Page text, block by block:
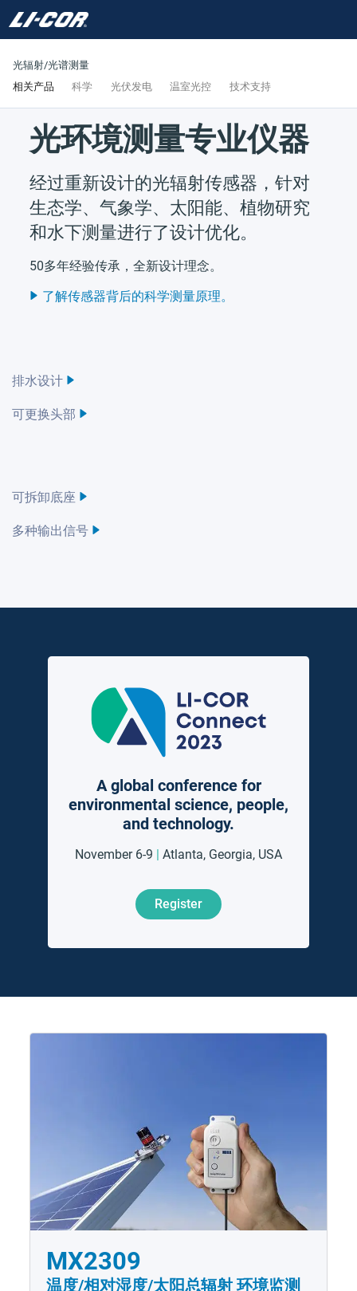
光辐射/光谱测量
相关产品
科学 光伏发电 温室光控 技术支持
光环境测量专业仪器
经过重新设计的光辐射传感器，针对
生态学、气象学、太阳能、植物研究
和水下测量进行了设计优化。
50多年经验传承，全新设计理念。
了解传感器背后的科学测量原理。
排水设计
可更换头部
可拆卸底座
多种输出信号
A global conference for
environmental science, people,
and technology.
November 6-9 Atlanta, Georgia, USA
Register
MX2309
温度/相对湿度/太阳总辐射 环境监测